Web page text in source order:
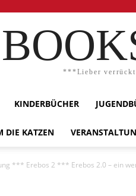
***Lieber verrückt
KINDERBÜCHER
DIE KATZEN
*** Erebos 2 *** Erebos 2.0 – ein